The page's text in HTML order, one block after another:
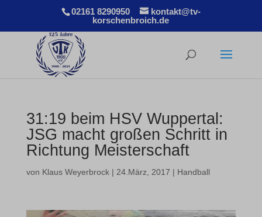
02161 8290950
kontakt@tv-
korschenbroich.de
31:19 beim HSV Wuppertal:
JSG macht großen Schritt in
Richtung Meisterschaft
von Klaus Weyerbrock| 24.März, 2017 | Handball